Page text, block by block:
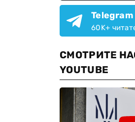
Telegram
60K+
СМОТРИТЕ
YOUTUBE